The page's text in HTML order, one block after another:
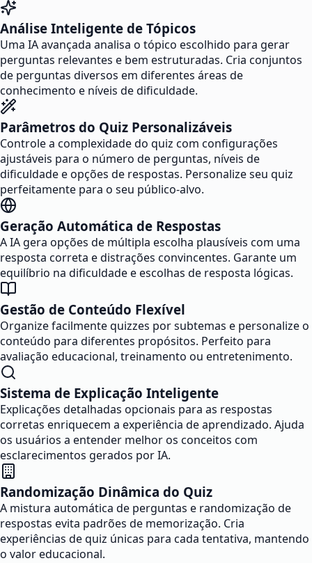
Análise Inteligente de Tópicos
Uma IA avançada analisa o tópico escolhido para gerar
perguntas relevantes e bem estruturadas. Cria conjuntos
de perguntas diversos em diferentes áreas de
conhecimento e níveis de dificuldade.
Parâmetros do Quiz Personalizáveis
Controle a complexidade do quiz com configurações
ajustáveis para o número de perguntas, níveis de
dificuldade e opções de respostas. Personalize seu quiz
perfeitamente para o seu público-alvo.
Geração Automática de Respostas
A IA gera opções de múltipla escolha plausíveis com uma
resposta correta e distrações convincentes. Garante um
equilíbrio na dificuldade e escolhas de resposta lógicas.
Gestão de Conteúdo Flexível
Organize facilmente quizzes por subtemas e personalize o
conteúdo para diferentes propósitos. Perfeito para
avaliação educacional, treinamento ou entretenimento.
Sistema de Explicação Inteligente
Explicações detalhadas opcionais para as respostas
corretas enriquecem a experiência de aprendizado. Ajuda
os usuários a entender melhor os conceitos com
esclarecimentos gerados por IA.
Randomização Dinâmica do Quiz
A mistura automática de perguntas e randomização de
respostas evita padrões de memorização. Cria
experiências de quiz únicas para cada tentativa, mantendo
o valor educacional.